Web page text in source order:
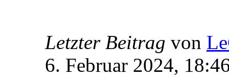
Letzter Beitrag von
6. Februar 2024,